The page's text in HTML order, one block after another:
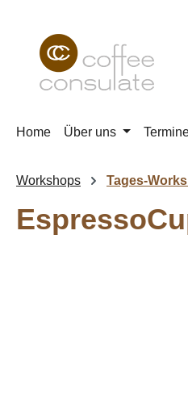
Home Über uns
Workshops Tages-